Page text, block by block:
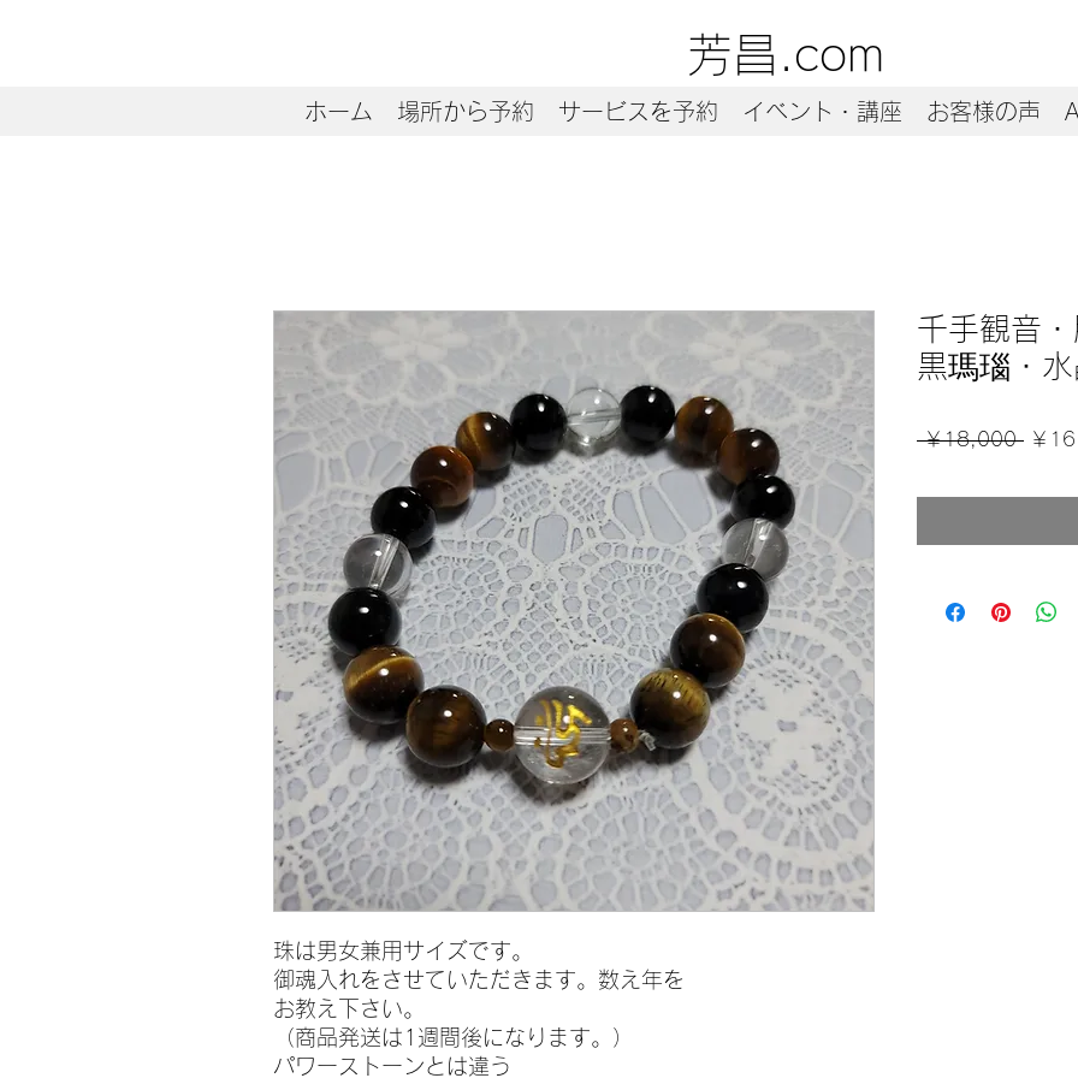
芳昌.com
ホーム 場所から予約 サービスを予約 イベント・講座 お客様の声
珠は男女兼用サイズです。
御魂入れをさせていただきます。数え年を
お教え下さい。
（商品発送は1週間後になります。）
パワーストーンとは違う
千手観音
黒瑪瑙・
￥18,000 通￥